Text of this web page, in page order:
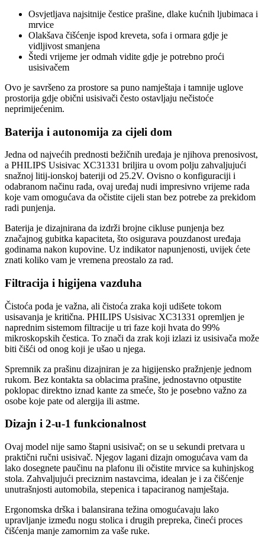
Osvjetljava najsitnije čestice prašine, dlake kućnih ljubimaca i
mrvice
Olakšava čišćenje ispod kreveta, sofa i ormara gdje je
vidljivost smanjena
Štedi vrijeme jer odmah vidite gdje je potrebno proći
usisivačem
Ovo je savršeno za prostore sa puno namještaja i tamnije uglove
prostorija gdje obični usisivači često ostavljaju nečistoće
neprimijećenim.
Baterija i autonomija za cijeli dom
Jedna od najvećih prednosti bežičnih uređaja je njihova prenosivost,
a PHILIPS Usisivac XC31331 briljira u ovom polju zahvaljujući
snažnoj litij-ionskoj bateriji od 25.2V. Ovisno o konfiguraciji i
odabranom načinu rada, ovaj uređaj nudi impresivno vrijeme rada
koje vam omogućava da očistite cijeli stan bez potrebe za prekidom
radi punjenja.
Baterija je dizajnirana da izdrži brojne cikluse punjenja bez
značajnog gubitka kapaciteta, što osigurava pouzdanost uređaja
godinama nakon kupovine. Uz indikator napunjenosti, uvijek ćete
znati koliko vam je vremena preostalo za rad.
Filtracija i higijena vazduha
Čistoća poda je važna, ali čistoća zraka koji udišete tokom
usisavanja je kritična. PHILIPS Usisivac XC31331 opremljen je
naprednim sistemom filtracije u tri faze koji hvata do 99%
mikroskopskih čestica. To znači da zrak koji izlazi iz usisivača može
biti čišći od onog koji je ušao u njega.
Spremnik za prašinu dizajniran je za higijensko pražnjenje jednom
rukom. Bez kontakta sa oblacima prašine, jednostavno otpustite
poklopac direktno iznad kante za smeće, što je posebno važno za
osobe koje pate od alergija ili astme.
Dizajn i 2-u-1 funkcionalnost
Ovaj model nije samo štapni usisivač; on se u sekundi pretvara u
praktični ručni usisivač. Njegov lagani dizajn omogućava vam da
lako dosegnete paučinu na plafonu ili očistite mrvice sa kuhinjskog
stola. Zahvaljujući preciznim nastavcima, idealan je i za čišćenje
unutrašnjosti automobila, stepenica i tapaciranog namještaja.
Ergonomska drška i balansirana težina omogućavaju lako
upravljanje između nogu stolica i drugih prepreka, čineći proces
čišćenja manje zamornim za vaše ruke.